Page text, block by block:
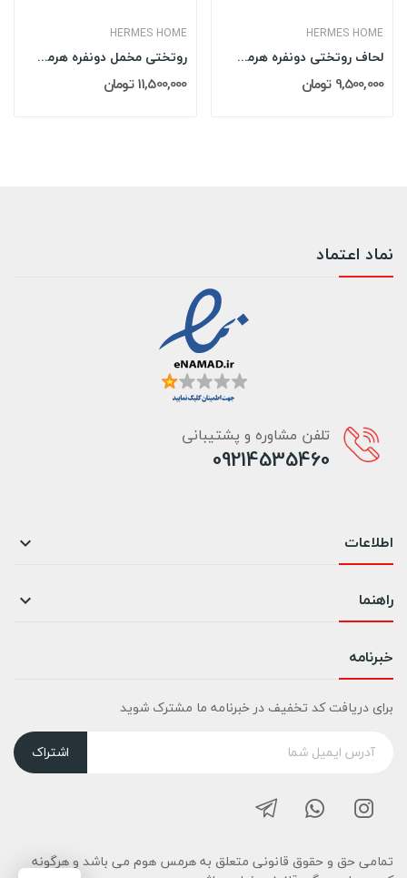
HERMES HOME
روتختی مخمل دونفره هرمس HERMES مدل: EDEN 006
11,500,000 تومان
HERMES HOME
لحاف روتختی دونفره هرمس HERMES مدل: FLORITA 06
9,500,000 تومان
نماد اعتماد
تلفن مشاوره و پشتیبانی
09214535460
اطلاعات 
راهنما 
خبرنامه
برای دریافت کد تخفیف در خبرنامه ما مشترک شوید
اشتراک
تمامی حق و حقوق قانونی متعلق به هرمس هوم می باشد و هرگونه